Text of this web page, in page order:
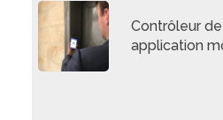
Contrôleur
application